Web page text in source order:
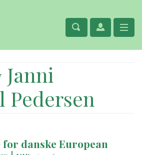
Janni
Pedersen
danske European